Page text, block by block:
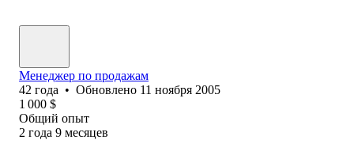
Менеджер по продажам
42 года • Обновлено 11 ноября 2005
1 000 $
Общий опыт
2 года 9 месяцев